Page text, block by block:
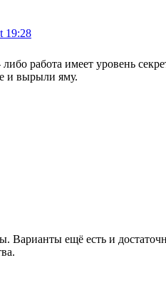
19:28
работа имеет уровень
и вырыли яму.
Варианты ещё есть и